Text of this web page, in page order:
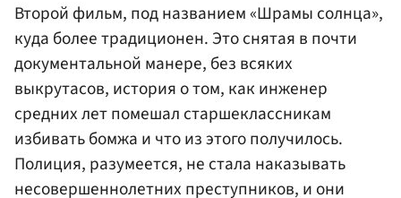
Второй фильм, под названием «Шрамы солнца»,
куда более традиционен. Это снятая в почти
документальной манере, без всяких
выкрутасов, история о том, как инженер
средних лет помешал старшеклассникам
избивать бомжа и что из этого получилось.
Полиция, разумеется, не стала наказывать
несовершеннолетних преступников, и они